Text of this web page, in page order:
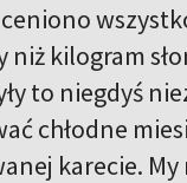
kilogram
to niegdyś
chłodne
karecie.